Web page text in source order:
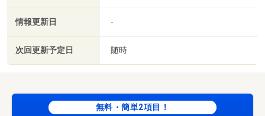
情報更新日 -
次回更新予定日 随時
無料・簡単2項目！